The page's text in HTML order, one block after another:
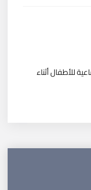
للأطفال أثناء